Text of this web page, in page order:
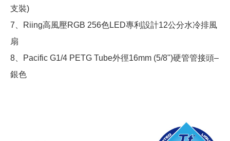
支裝)
7、Riing高風壓RGB 256色LED專利設計12公分水冷排風
扇
8、Pacific G1/4 PETG Tube外徑16mm (5/8")硬管管接頭–
銀色